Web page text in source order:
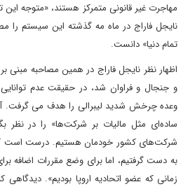
مهاجرت غیر قانونی متمرکز هستند، «متوجه این
نایجل فاراج در ماه مه‌‌ گذشته این سیستم را
تمام دنیا» دانست.
اظهار نظر نایجل فاراج در همین مصاحبه
و جنجال و فراوان شد، در حقیقت عدم
وعده چرخش شدید لیبرالی را هدف می گرفت.
ساده‌ای مثل مالیات بر شرکت‌ها» را در نظر
شرکت‌های کشور خودمان هستیم. درست است
به دست گرفتیم، اما برای وضع مقررات اضافه
زمانی‌ که عضو اتحادیه اروپا بودیم». دیدگاهی